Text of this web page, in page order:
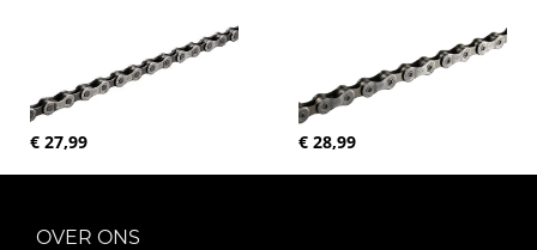
€ 27,99 € 28,99
OVER ONS